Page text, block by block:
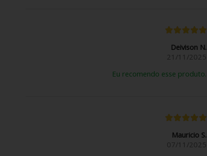
Deivison N.
21/11/2025
Eu recomendo esse produto.
Mauricio S.
07/11/2025